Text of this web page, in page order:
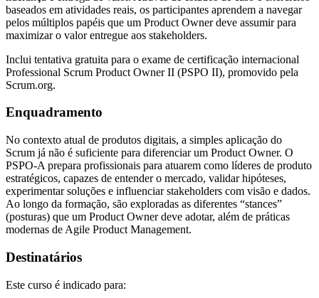
baseados em atividades reais, os participantes aprendem a navegar
pelos múltiplos papéis que um Product Owner deve assumir para
maximizar o valor entregue aos stakeholders.
Inclui tentativa gratuita para o exame de certificação internacional
Professional Scrum Product Owner II (PSPO II), promovido pela
Scrum.org.
Enquadramento
No contexto atual de produtos digitais, a simples aplicação do
Scrum já não é suficiente para diferenciar um Product Owner. O
PSPO-A prepara profissionais para atuarem como líderes de produto
estratégicos, capazes de entender o mercado, validar hipóteses,
experimentar soluções e influenciar stakeholders com visão e dados.
Ao longo da formação, são exploradas as diferentes “stances”
(posturas) que um Product Owner deve adotar, além de práticas
modernas de Agile Product Management.
Destinatários
Este curso é indicado para: